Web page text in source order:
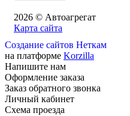
2026 © Автоагрегат
Карта сайта
Создание сайтов Неткам
на платформе Korzilla
Напишите нам
Оформление заказа
Заказ обратного звонка
Личный кабинет
Схема проезда